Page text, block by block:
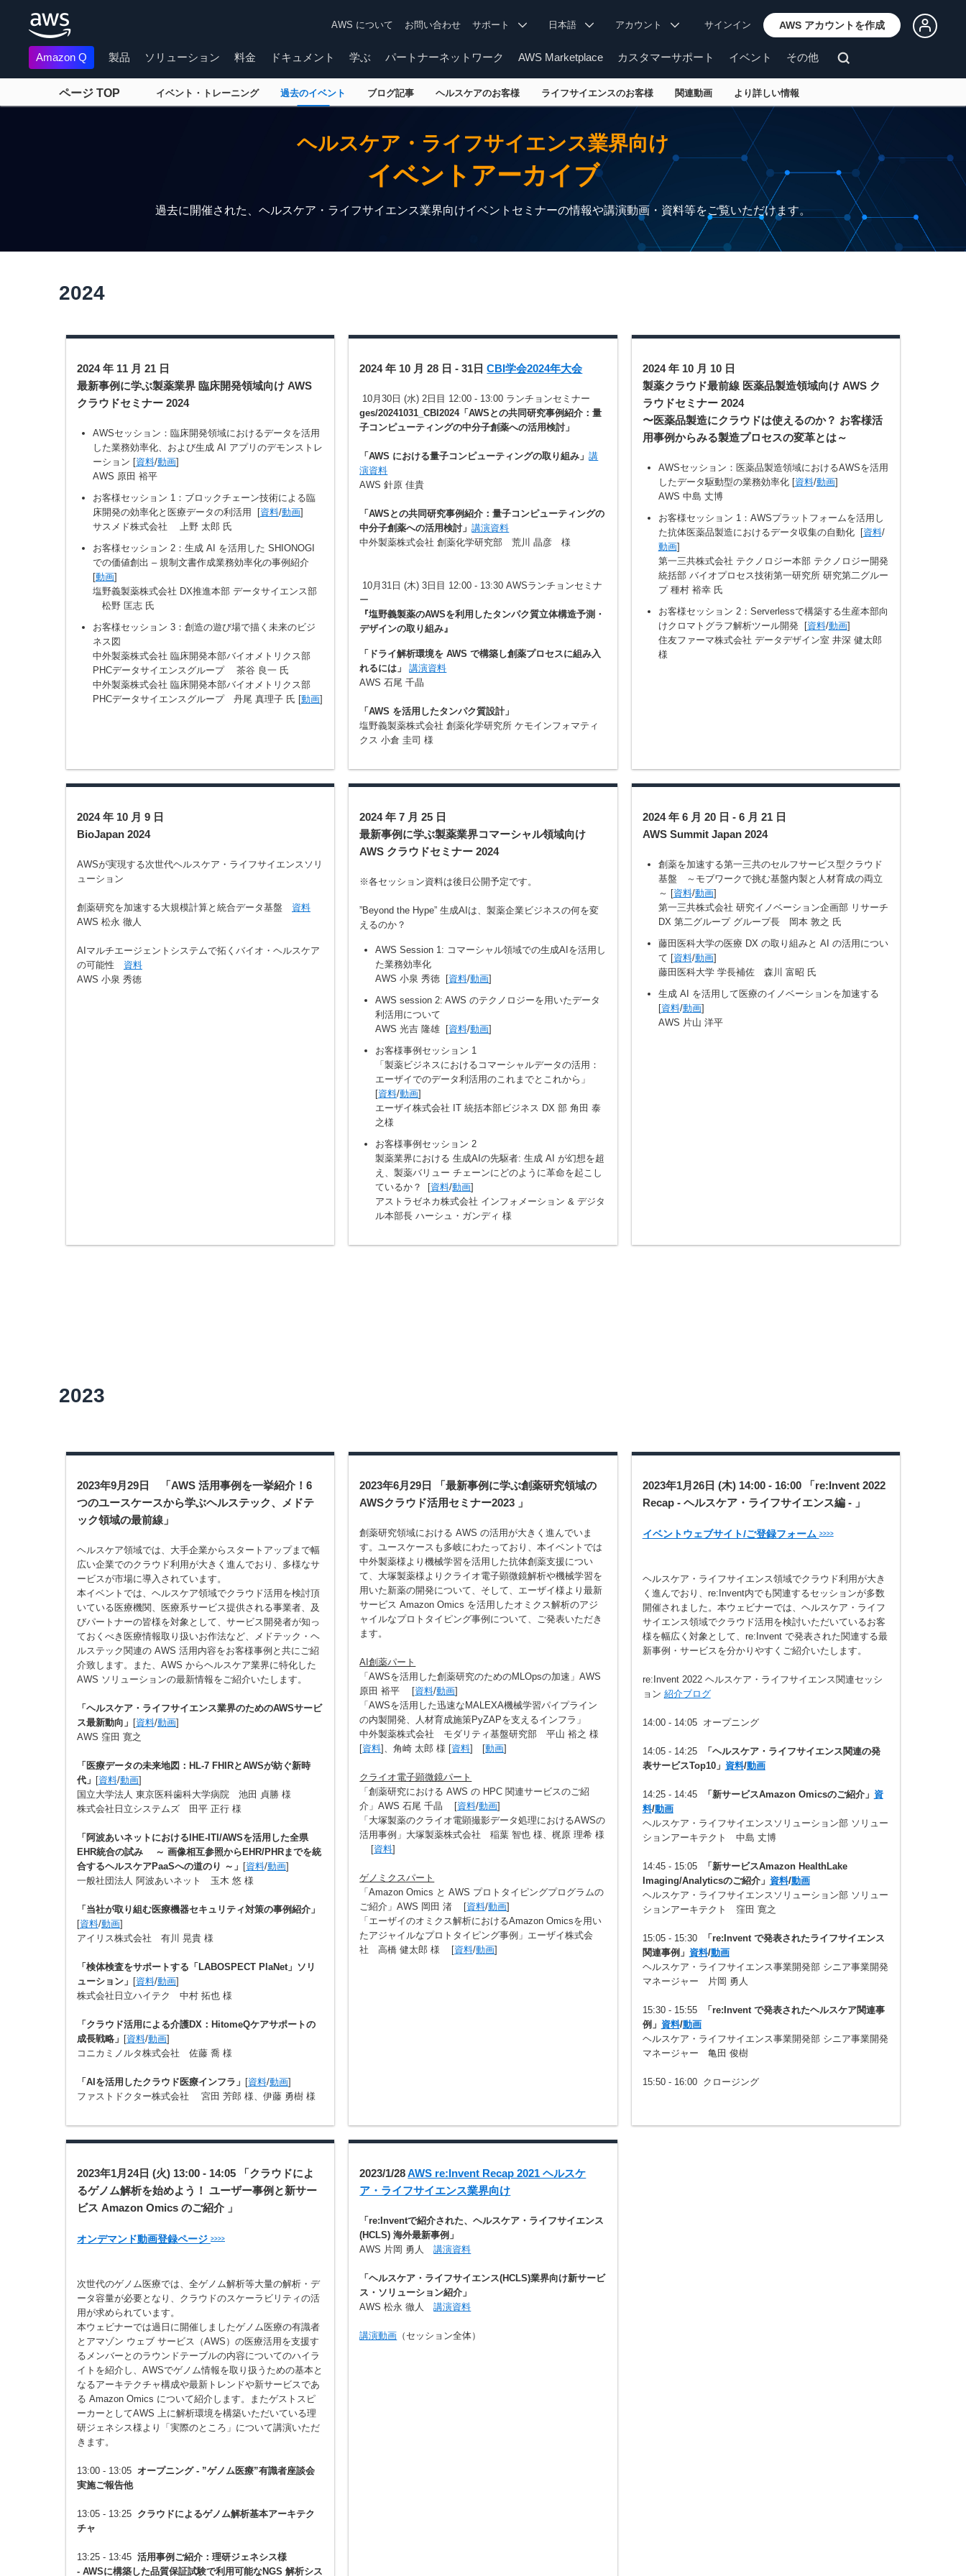
AWS について お問い合わせ サポート 日本語 アカウント サインイン AWS アカウントを作成
Amazon Q 製品 ソリューション 料金 ドキュメント 学ぶ パートナーネットワーク AWS Marketplace カスタマーサポート イベント その他
ページ TOP イベント・トレーニング 過去のイベント ブログ記事 ヘルスケアのお客様 ライフサイエンスのお客様 関連動画 より詳しい情報
ヘルスケア・ライフサイエンス業界向け
イベントアーカイブ
過去に開催された、ヘルスケア・ライフサイエンス業界向けイベントセミナーの情報や講演動画・資料等をご覧いただけます。
2024
2024 年 11 月 21 日
最新事例に学ぶ製薬業界 臨床開発領域向け AWS
クラウドセミナー 2024
AWSセッション：臨床開発領域におけるデータを活用
した業務効率化、および生成 AI アプリのデモンストレ
ーション [資料/動画]
AWS 原田 裕平
お客様セッション 1：ブロックチェーン技術による臨
床開発の効率化と医療データの利活用 [資料/動画]
サスメド株式会社 上野 太郎 氏
お客様セッション 2：生成 AI を活用した SHIONOGI
での価値創出 – 規制文書作成業務効率化の事例紹介
[動画]
塩野義製薬株式会社 DX推進本部 データサイエンス部
松野 匡志 氏
お客様セッション 3：創造の遊び場で描く未来のビジ
ネス図
中外製薬株式会社 臨床開発本部バイオメトリクス部
PHCデータサイエンスグループ 茶谷 良一 氏
中外製薬株式会社 臨床開発本部バイオメトリクス部
PHCデータサイエンスグループ 丹尾 真理子 氏 [動画]
2024 年 10 月 28 日 - 31日CBI学会2024年大会
10月30日 (水) 2日目 12:00 - 13:00 ランチョンセミナー
ges/20241031_CBI2024「AWSとの共同研究事例紹介：量
子コンピューティングの中分子創薬への活用検討」
「AWS における量子コンピューティングの取り組み」講
演資料
AWS 針原 佳貴
「AWSとの共同研究事例紹介：量子コンピューティングの
中分子創薬への活用検討」講演資料
中外製薬株式会社 創薬化学研究部 荒川 晶彦 様
10月31日 (木) 3日目 12:00 - 13:30 AWSランチョンセミナ
ー
『塩野義製薬のAWSを利用したタンパク質立体構造予測・
デザインの取り組み』
「ドライ解析環境を AWS で構築し創薬プロセスに組み入
れるには」
講演資料
AWS 石尾 千晶
「AWS を活用したタンパク質設計」
塩野義製薬株式会社 創薬化学研究所 ケモインフォマティ
クス 小倉 圭司 様
2024 年 10 月 10 日
製薬クラウド最前線 医薬品製造領域向け AWS ク
ラウドセミナー 2024
〜医薬品製造にクラウドは使えるのか？ お客様活
用事例からみる製造プロセスの変革とは～
AWSセッション：医薬品製造領域におけるAWSを活用
したデータ駆動型の業務効率化 [資料/動画]
AWS 中島 丈博
お客様セッション 1：AWSプラットフォームを活用し
た抗体医薬品製造におけるデータ収集の自動化 [資料/
動画]
第一三共株式会社 テクノロジー本部 テクノロジー開発
統括部 バイオプロセス技術第一研究所 研究第二グルー
プ 種村 裕幸 氏
お客様セッション 2：Serverlessで構築する生産本部向
けクロマトグラフ解析ツール開発 [資料/動画]
住友ファーマ株式会社 データデザイン室 井深 健太郎
様
2024 年 10 月 9 日
BioJapan 2024
AWSが実現する次世代ヘルスケア・ライフサイエンスソリ
ューション
創薬研究を加速する大規模計算と統合データ基盤 資料
AWS 松永 徹人
AIマルチエージェントシステムで拓くバイオ・ヘルスケア
の可能性 資料
AWS 小泉 秀徳
2024 年 7 月 25 日
最新事例に学ぶ製薬業界コマーシャル領域向け
AWS クラウドセミナー 2024
※各セッション資料は後日公開予定です。
”Beyond the Hype” 生成AIは、製薬企業ビジネスの何を変
えるのか？
AWS Session 1: コマーシャル領域での生成AIを活用し
た業務効率化
AWS 小泉 秀徳 [資料/動画]
AWS session 2: AWS のテクノロジーを用いたデータ
利活用について
AWS 光吉 隆雄 [資料/動画]
お客様事例セッション 1
「製薬ビジネスにおけるコマーシャルデータの活用：
エーザイでのデータ利活用のこれまでとこれから」
[資料/動画]
エーザイ株式会社 IT 統括本部ビジネス DX 部 角田 泰
之様
お客様事例セッション 2
製薬業界における 生成AIの先駆者: 生成 AI が幻想を超
え、製薬バリュー チェーンにどのように革命を起こし
ているか？ [資料/動画]
アストラゼネカ株式会社 インフォメーション & デジタ
ル本部長 ハーシュ・ガンディ 様
2024 年 6 月 20 日 - 6 月 21 日
AWS Summit Japan 2024
創薬を加速する第一三共のセルフサービス型クラウド
基盤 ～モブワークで挑む基盤内製と人材育成の両立
～ [資料/動画]
第一三共株式会社 研究イノベーション企画部 リサーチ
DX 第二グループ グループ長 岡本 敦之 氏
藤田医科大学の医療 DX の取り組みと AI の活用につい
て [資料/動画]
藤田医科大学 学長補佐 森川 富昭 氏
生成 AI を活用して医療のイノベーションを加速する
[資料/動画]
AWS 片山 洋平
2023
2023年9月29日 「AWS 活用事例を一挙紹介！6
つのユースケースから学ぶヘルステック、メドテ
ック領域の最前線」
ヘルスケア領域では、大手企業からスタートアップまで幅
広い企業でのクラウド利用が大きく進んでおり、多様なサ
ービスが市場に導入されています。
本イベントでは、ヘルスケア領域でクラウド活用を検討頂
いている医療機関、医療系サービス提供される事業者、及
びパートナーの皆様を対象として、サービス開発者が知っ
ておくべき医療情報取り扱いお作法など、メドテック・ヘ
ルステック関連の AWS 活用内容をお客様事例と共にご紹
介致します。また、AWS からヘルスケア業界に特化した
AWS ソリューションの最新情報をご紹介いたします。
「ヘルスケア・ライフサイエンス業界のためのAWSサービ
ス最新動向」 [資料/動画]
AWS 窪田 寛之
「医療データの未来地図：HL-7 FHIRとAWSが紡ぐ新時
代」 [資料/動画]
国立大学法人 東京医科歯科大学病院 池田 貞勝 様
株式会社日立システムズ 田平 正行 様
「阿波あいネットにおけるIHE-ITI/AWSを活用した全県
EHR統合の試み ～ 画像相互参照からEHR/PHRまでを統
合するヘルスケアPaaSへの道のり ～」 [資料/動画]
一般社団法人 阿波あいネット 玉木 悠 様
「当社が取り組む医療機器セキュリティ対策の事例紹介」
[資料/動画]
アイリス株式会社 有川 晃貴 様
「検体検査をサポートする「LABOSPECT PlaNet」ソリ
ューション」 [資料/動画]
株式会社日立ハイテク 中村 拓也 様
「クラウド活用による介護DX：HitomeQケアサポートの
成長戦略」 [資料/動画]
コニカミノルタ株式会社 佐藤 喬 様
「AIを活用したクラウド医療インフラ」 [資料/動画]
ファストドクター株式会社 宮田 芳郎 様、伊藤 勇樹 様
2023年6月29日 「最新事例に学ぶ創薬研究領域の
AWSクラウド活用セミナー2023 」
創薬研究領域における AWS の活用が大きく進んでいま
す。ユースケースも多岐にわたっており、本イベントでは
中外製薬様より機械学習を活用した抗体創薬支援につい
て、大塚製薬様よりクライオ電子顕微鏡解析や機械学習を
用いた新薬の開発について、そして、エーザイ様より最新
サービス Amazon Omics を活用したオミクス解析のアジ
ャイルなプロトタイピング事例について、ご発表いただき
ます。
AI創薬パート
「AWSを活用した創薬研究のためのMLOpsの加速」AWS
原田 裕平 [資料/動画]
「AWSを活用した迅速なMALEXA機械学習パイプライン
の内製開発、人材育成施策PyZAPを支えるインフラ」
中外製薬株式会社 モダリティ基盤研究部 平山 裕之 様
[資料]、角崎 太郎 様 [資料] [動画]
クライオ電子顕微鏡パート
「創薬研究における AWS の HPC 関連サービスのご紹
介」AWS 石尾 千晶 [資料/動画]
「大塚製薬のクライオ電顕撮影データ処理におけるAWSの
活用事例」大塚製薬株式会社 稲葉 智也 様、梶原 理希 様
[資料]
ゲノミクスパート
「Amazon Omics と AWS プロトタイピングプログラムの
ご紹介」AWS 岡田 渚 [資料/動画]
「エーザイのオミクス解析におけるAmazon Omicsを用い
たアジャイルなプロトタイピング事例」エーザイ株式会
社 高橋 健太郎 様 [資料/動画]
2023年1月26日 (木) 14:00 - 16:00 「re:Invent 2022
Recap - ヘルスケア・ライフサイエンス編 - 」
イベントウェブサイト/ご登録フォーム>>>>
ヘルスケア・ライフサイエンス領域でクラウド利用が大き
く進んでおり、re:Invent内でも関連するセッションが多数
開催されました。本ウェビナーでは、ヘルスケア・ライフ
サイエンス領域でクラウド活用を検討いただいているお客
様を幅広く対象として、re:Invent で発表された関連する最
新事例・サービスを分かりやすくご紹介いたします。
re:Invent 2022 ヘルスケア・ライフサイエンス関連セッシ
ョン 紹介ブログ
14:00 - 14:05 オープニング
14:05 - 14:25
「ヘルスケア・ライフサイエンス関連の発
表サービスTop10」 資料/動画
14:25 - 14:45 「新サービスAmazon Omicsのご紹介」 資
料/動画
ヘルスケア・ライフサイエンスソリューション部 ソリュー
ションアーキテクト 中島 丈博
14:45 - 15:05
「新サービスAmazon HealthLake
Imaging/Analyticsのご紹介」 資料/動画
ヘルスケア・ライフサイエンスソリューション部 ソリュー
ションアーキテクト 窪田 寛之
15:05 - 15:30
「re:Invent で発表されたライフサイエンス
関連事例」 資料/動画
ヘルスケア・ライフサイエンス事業開発部 シニア事業開発
マネージャー 片岡 勇人
15:30 - 15:55
「re:Invent で発表されたヘルスケア関連事
例」 資料/動画
ヘルスケア・ライフサイエンス事業開発部 シニア事業開発
マネージャー 亀田 俊樹
15:50 - 16:00 クロージング
2023年1月24日 (火) 13:00 - 14:05 「クラウドによ
るゲノム解析を始めよう！ ユーザー事例と新サー
ビス Amazon Omics のご紹介 」
オンデマンド動画登録ページ >>>>
次世代のゲノム医療では、全ゲノム解析等大量の解析・デ
ータ容量が必要となり、クラウドのスケーラビリティの活
用が求められています。
本ウェビナーでは過日に開催しましたゲノム医療の有識者
とアマゾン ウェブ サービス（AWS）の医療活用を支援す
るメンバーとのラウンドテーブルの内容についてのハイラ
イトを紹介し、AWSでゲノム情報を取り扱うための基本と
なるアーキテクチャ構成や最新トレンドや新サービスであ
る Amazon Omics について紹介します。またゲストスピ
ーカーとしてAWS 上に解析環境を構築いただいている理
研ジェネシス様より「実際のところ」について講演いただ
きます。
13:00 - 13:05 オープニング - ”ゲノム医療”有識者座談会
実施ご報告他
13:05 - 13:25 クラウドによるゲノム解析基本アーキテク
チャ
13:25 - 13:45 活用事例ご紹介：理研ジェネシス様
‐ AWSに構築した品質保証試験で利用可能なNGS 解析シス
2023/1/28AWS re:Invent Recap 2021 ヘルスケ
ア・ライフサイエンス業界向け
「re:Inventで紹介された、ヘルスケア・ライフサイエンス
(HCLS) 海外最新事例」
AWS 片岡 勇人講演資料
「ヘルスケア・ライフサイエンス(HCLS)業界向け新サービ
ス・ソリューション紹介」
AWS 松永 徹人講演資料
講演動画 （セッション全体）